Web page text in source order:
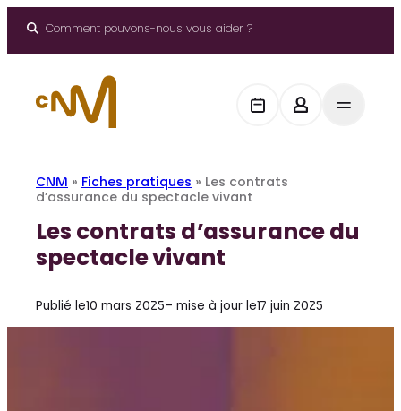
Comment pouvons-nous vous aider ?
CNM » Fiches pratiques » Les contrats
d’assurance du spectacle vivant
Les contrats d’assurance du
spectacle vivant
Publié le10 mars 2025– mise à jour le17 juin 2025